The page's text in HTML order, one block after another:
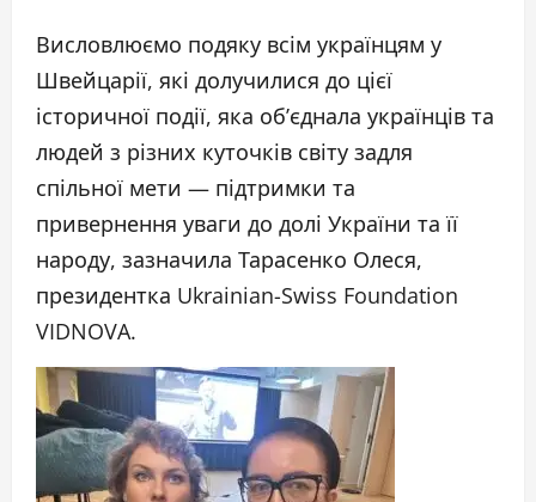
Висловлюємо подяку всім українцям у
Швейцарії, які долучилися до цієї
історичної події, яка об’єднала українців та
людей з різних куточків світу задля
спільної мети — підтримки та
привернення уваги до долі України та її
народу, зазначила Тарасенко Олеся,
президентка Ukrainian-Swiss Foundation
VIDNOVA.